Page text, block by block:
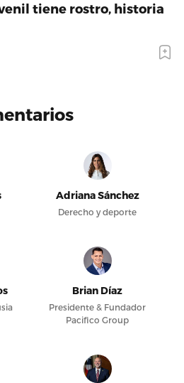
tiene rostro, historia
Adriana Sánchez
Derecho y deporte
Brian Díaz
Presidente & Fundador
Pacifico Group